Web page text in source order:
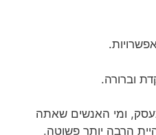
וברורה.
ומי האנשים שאתה
הרבה יותר פשוטה.